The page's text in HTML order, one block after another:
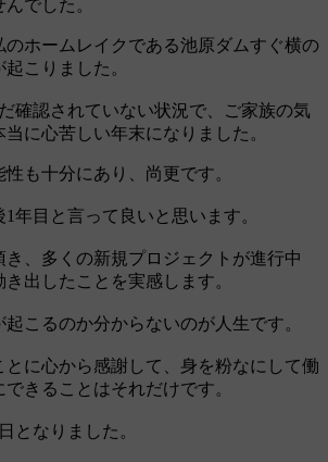
でした。
のホームレイクである池原ダムすぐ横の
こりました。
確認されていない状況で、ご家族の気
に心苦しい年末になりました。
も十分にあり、尚更です。
年目と言って良いと思います。
、多くの新規プロジェクトが進行中
出したことを実感します。
こるのか分からないのが人生です。
とに心から感謝して、身を粉なにして働
きることはそれだけです。
となりました。